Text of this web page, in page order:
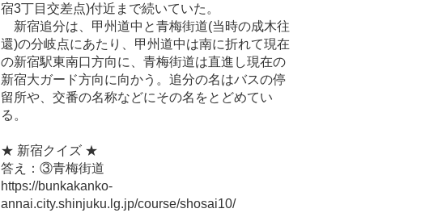
宿3丁目交差点)付近まで続いていた。
新宿追分は、甲州道中と青梅街道(当時の成木往
還)の分岐点にあたり、甲州道中は南に折れて現在
の新宿駅東南口方向に、青梅街道は直進し現在の
新宿大ガード方向に向かう。追分の名はバスの停
留所や、交番の名称などにその名をとどめてい
る。
★ 新宿クイズ ★
答え：③青梅街道
https://bunkakanko-
annai.city.shinjuku.lg.jp/course/shosai10/